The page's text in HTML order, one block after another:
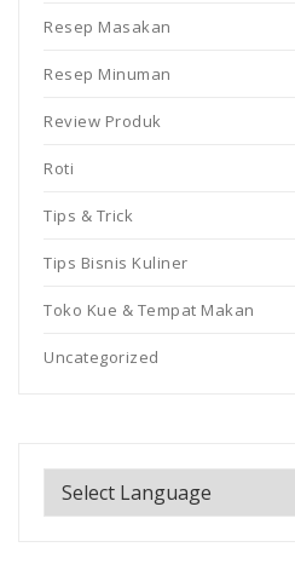
Resep Masakan
Resep Minuman
Review Produk
Roti
Tips & Trick
Tips Bisnis Kuliner
Toko Kue & Tempat Makan
Uncategorized